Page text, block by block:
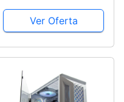
/ 16GB RAM / 500GB
SSD / GTX 1660
Windows 11 - Pc
Gaming Negro
Ver Oferta